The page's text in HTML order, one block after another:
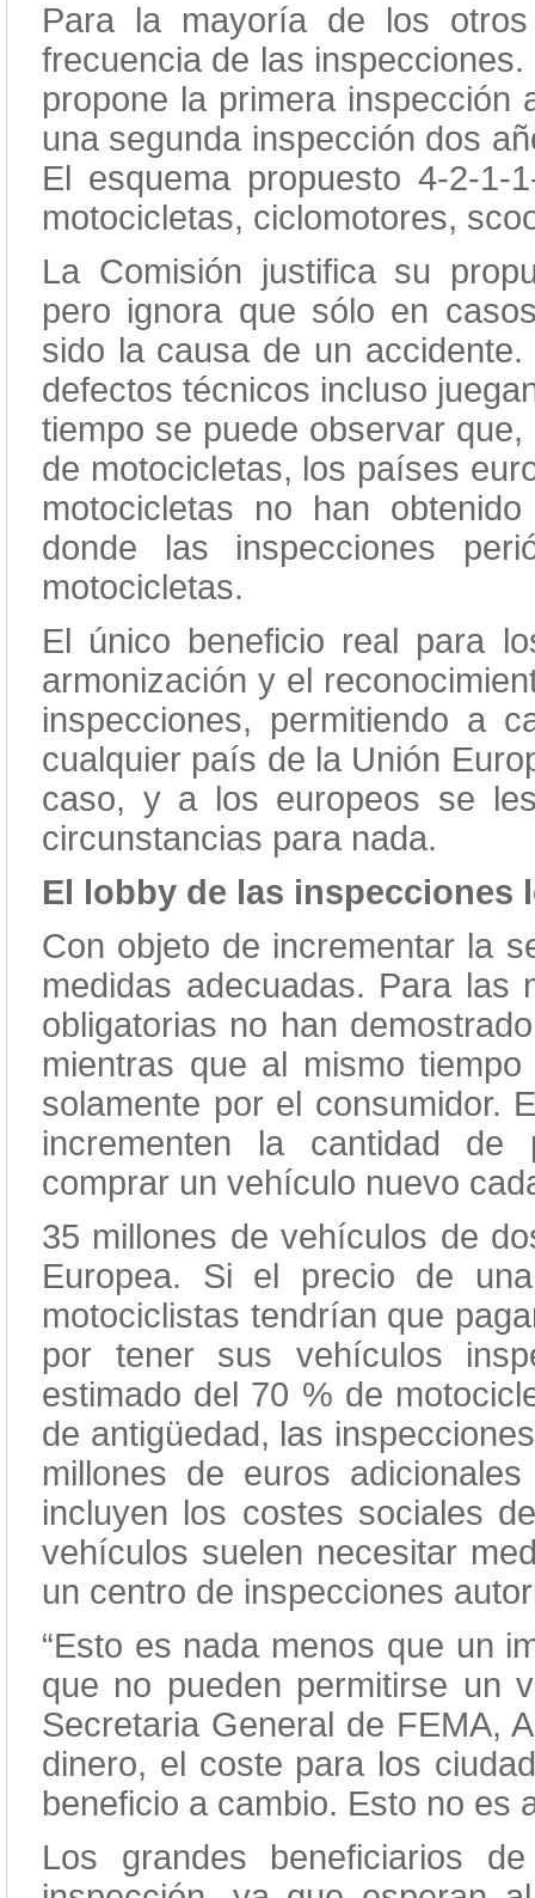
Para la mayoría de los
frecuencia de las
propone la primera inspección
una segunda inspección dos
El esquema propuesto 4-2-
motocicletas, ciclomotores,
La Comisión justifica su
pero ignora que sólo en
sido la causa de un
defectos técnicos incluso
tiempo se puede observar
de motocicletas, los países
motocicletas no han
donde las inspecciones
motocicletas.
El único beneficio real para
armonización y el
inspecciones, permitiendo a
cualquier país de la Unión
caso, y a los europeos se
circunstancias para nada.
El lobby de las inspecciones
Con objeto de incrementar la
medidas adecuadas. Para las
obligatorias no han
mientras que al mismo
solamente por el consumidor.
incrementen la cantidad de
comprar un vehículo nuevo
35 millones de vehículos de
Europea. Si el precio de
motociclistas tendrían que
por tener sus vehículos
estimado del 70 % de
de antigüedad, las
millones de euros
incluyen los costes sociales
vehículos suelen necesitar
un centro de inspecciones
“Esto es nada menos que un
que no pueden permitirse un
Secretaria General de FEMA,
dinero, el coste para los
beneficio a cambio. Esto no es
Los grandes beneficiarios